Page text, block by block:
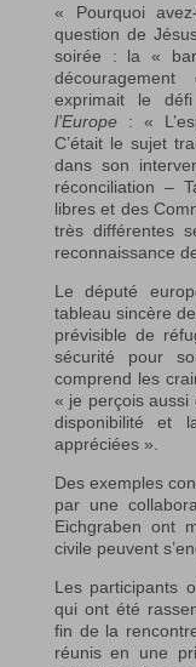
« Pourquoi
question de
soirée : la «
exprimait le
l’Europe: «
C’était le sujet
dans son
réconciliation –
libres et des
très différentes
reconnaissance
Le député
tableau sincère
prévisible de
sécurité pour
comprend les
« je perçois aussi
disponibilité et
appréciées ».
Des exemples
par une
Eichgraben ont
civile peuvent
Les participants
qui ont été
fin de la
réunis en une